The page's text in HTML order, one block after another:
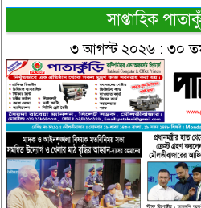
সাপ্তাহিক
৩ আগস্ট ২০২৬ : ৩০ তম